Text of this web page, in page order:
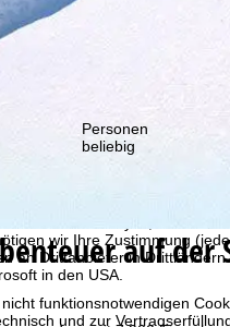
die wir,
wir Ihre Zustimmung
an Drittanbieter in
in den USA.
funktionsnotwendigen
und zur
Personen
beliebig
auf der